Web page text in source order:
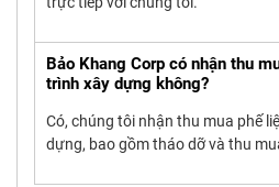
Bảo Khang Corp có nhận thu
trình xây dựng không?
Có, chúng tôi nhận thu mua phế
dựng, bao gồm tháo dỡ và thu